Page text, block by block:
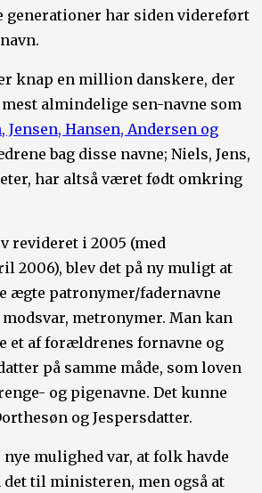
generationer har siden videreført
knap en million danskere, der
almindelige sen-navne som
Jensen, Hansen, Andersen og
bag disse navne; Niels, Jens,
har altså været født omkring
revideret i 2005 (med
2006), blev det på ny muligt at
ægte patronymer/fadernavne
metronymer. Man kan
et af forældrenes fornavne og
på samme måde, som loven
og pigenavne. Det kunne
og Jespersdatter.
mulighed var, at folk havde
til ministeren, men også at